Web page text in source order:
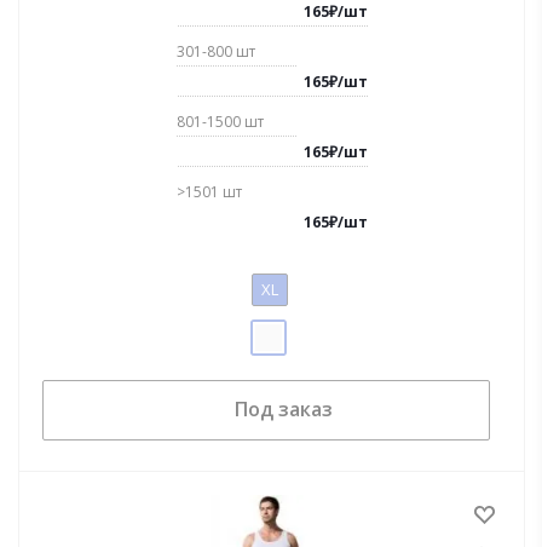
165₽/шт
301-800 шт
165₽/шт
801-1500 шт
165₽/шт
>1501 шт
165₽/шт
XL
Под заказ